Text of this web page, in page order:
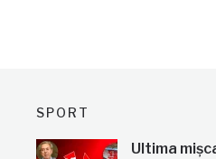
SPORT
Ultima